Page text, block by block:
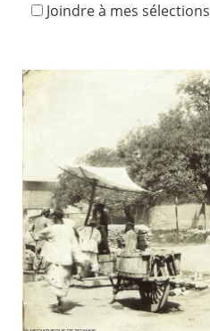
Joindre à mes sélections